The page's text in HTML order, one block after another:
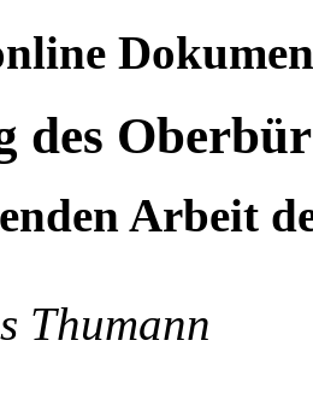
des
Arbeit
Thumann